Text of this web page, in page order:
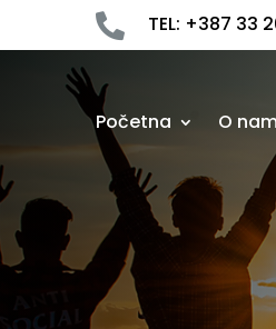
 TEL: +387 33
Početna O